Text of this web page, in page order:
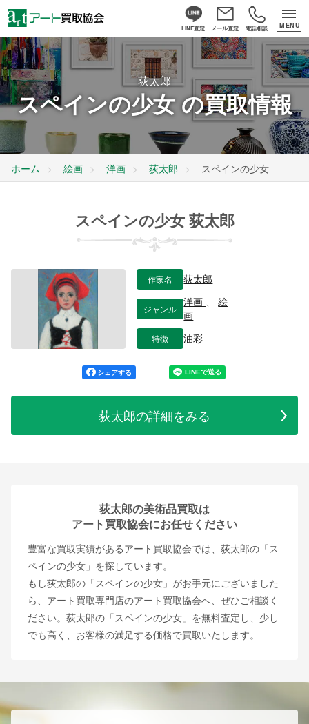
LINE査定 メール査定 電話相談 MENU
荻太郎
スペインの少女 の買取情報
ホーム 絵画 洋画 荻太郎 スペインの少女
スペインの少女 荻太郎
作家名 荻太郎
ジャンル
洋画 、絵
画
特徴 油彩
シェアする
荻太郎の詳細をみる
荻太郎の美術品買取は
アート買取協会にお任せください
豊富な買取実績があるアート買取協会では、荻太郎の「ス
ペインの少女」を探しています。
もし荻太郎の「スペインの少女」がお手元にございました
ら、アート買取専門店のアート買取協会へ、ぜひご相談く
ださい。荻太郎の「スペインの少女」を無料査定し、少し
でも高く、お客様の満足する価格で買取いたします。